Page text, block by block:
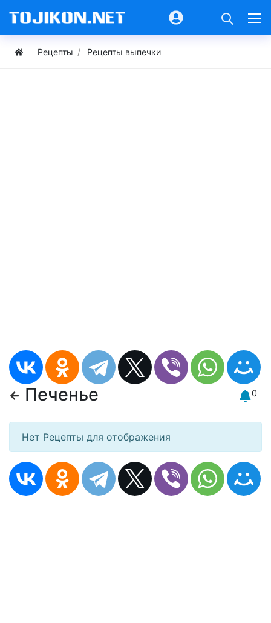
Рецепты Рецепты выпечки
Печенье 0
Нет Рецепты для отображения